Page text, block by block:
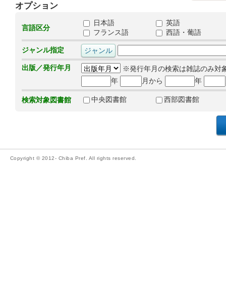
オプション
言語区分
日本語
英語
フランス語
西語・葡語
ジャンル指定
出版／発行年月
※発行年月の検索は雑誌のみ対
年
月から 年
検索対象図書館 中央図書館 西部図書館
Copyright © 2012- Chiba Pref. All rights reserved.